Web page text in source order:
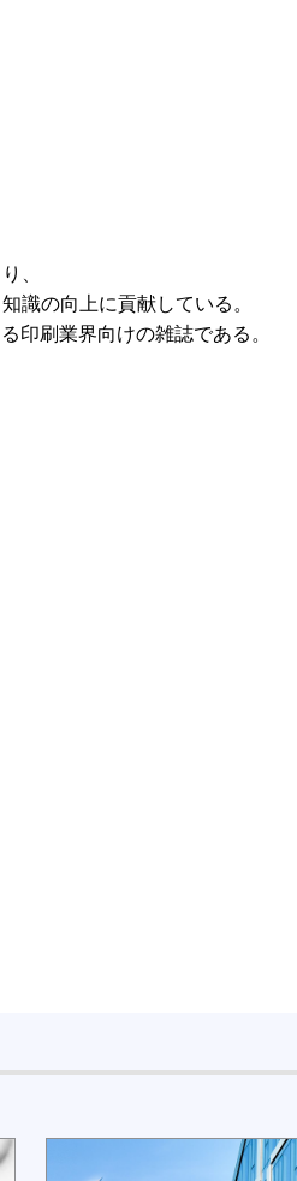
、
識の向上に貢献している。
印刷業界向けの雑誌である。